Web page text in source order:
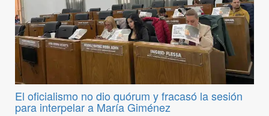
El oficialismo no dio quórum y fracasó la sesión
para interpelar a María Giménez